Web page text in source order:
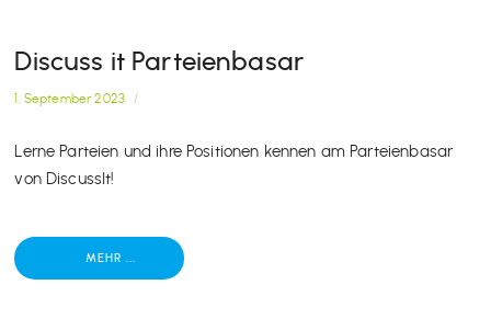
Discuss it Parteienbasar
1. September 2023 /
Lerne Parteien und ihre Positionen kennen am Parteienbasar
von DiscussIt!
MEHR ...